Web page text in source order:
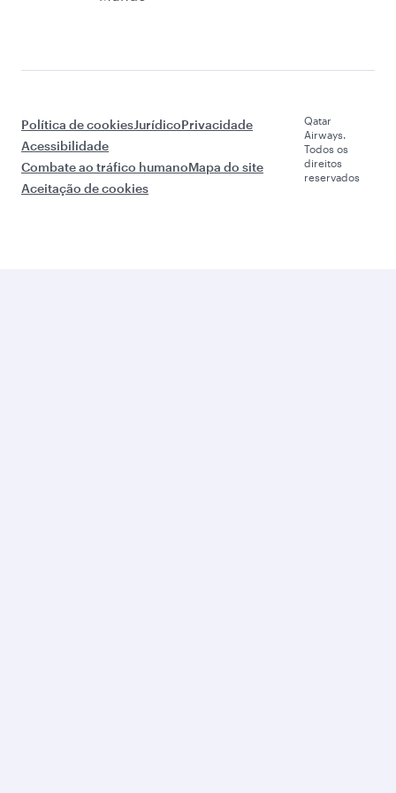
Política de cookiesJurídicoPrivacidade
Acessibilidade
Combate ao tráfico humanoMapa do site
Aceitação de cookies
Qatar
Airways.
Todos os
direitos
reservados